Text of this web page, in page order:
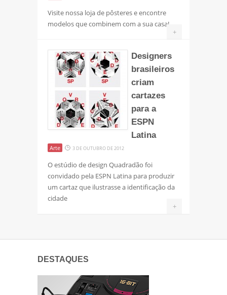
Visite nossa loja de pôsteres e encontre
modelos que combinem com a sua casa!
+
Designers
brasileiros
criam
cartazes
para a
ESPN
Latina
Arte 3 DE OUTUBRO DE 2012
O estúdio de design Quadradão foi
convidado pela ESPN Latina para produzir
um cartaz que ilustrasse a identificação da
cidade
+
DESTAQUES